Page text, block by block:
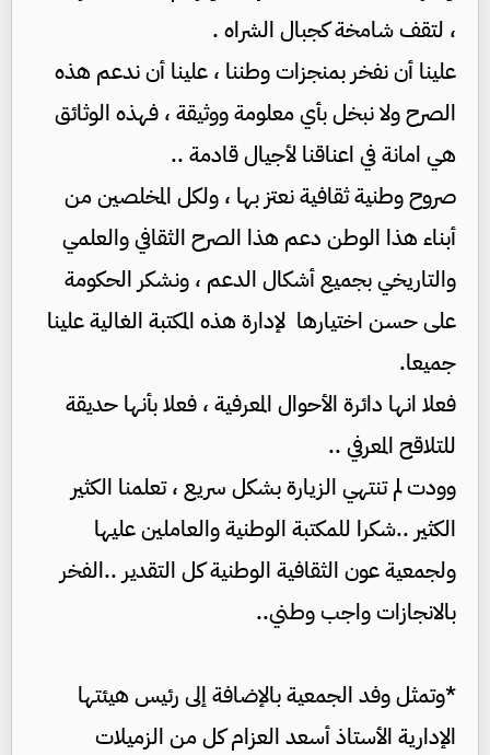
، لتقف شامخة كجبال الشراه .
علينا أن نفخر بمنجزات وطننا ، علينا أن ندعم هذه
الصرح ولا نبخل بأي معلومة ووثيقة ، فهذه الوثائق
هي امانة في اعناقنا لأجيال قادمة ..
صروح وطنية ثقافية نعتز بها ، ولكل المخلصين من
أبناء هذا الوطن دعم هذا الصرح الثقافي والعلمي
والتاريخي بجميع أشكال الدعم ، ونشكر الحكومة
على حسن اختيارها لإدارة هذه المكتبة الغالية علينا
جميعا.
فعلا انها دائرة الأحوال المعرفية ، فعلا بأنها حديقة
للتلاقح المعرفي ..
وودت لم تنتهي الزيارة بشكل سريع ، تعلمنا الكثير
الكثير ..شكرا للمكتبة الوطنية والعاملين عليها
ولجمعية عون الثقافية الوطنية كل التقدير ..الفخر
بالانجازات واجب وطني..
*وتمثل وفد الجمعية بالإضافة إلى رئيس هيئتها
الإدارية الأستاذ أسعد العزام كل من الزميلات